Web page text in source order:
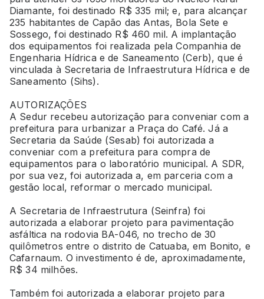
Diamante, foi destinado R$ 335 mil; e, para alcançar
235 habitantes de Capão das Antas, Bola Sete e
Sossego, foi destinado R$ 460 mil. A implantação
dos equipamentos foi realizada pela Companhia de
Engenharia Hídrica e de Saneamento (Cerb), que é
vinculada à Secretaria de Infraestrutura Hídrica e de
Saneamento (Sihs).
AUTORIZAÇÕES
A Sedur recebeu autorização para conveniar com a
prefeitura para urbanizar a Praça do Café. Já a
Secretaria da Saúde (Sesab) foi autorizada a
conveniar com a prefeitura para compra de
equipamentos para o laboratório municipal. A SDR,
por sua vez, foi autorizada a, em parceria com a
gestão local, reformar o mercado municipal.
A Secretaria de Infraestrutura (Seinfra) foi
autorizada a elaborar projeto para pavimentação
asfáltica na rodovia BA-046, no trecho de 30
quilômetros entre o distrito de Catuaba, em Bonito, e
Cafarnaum. O investimento é de, aproximadamente,
R$ 34 milhões.
Também foi autorizada a elaborar projeto para